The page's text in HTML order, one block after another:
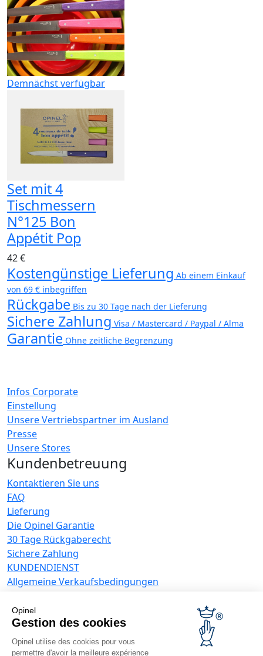
Opinel
Gestion des cookies
Opinel utilise des cookies pour vous
permettre d'avoir la meilleure expérience
Demnächst verfügbar
Set mit 4
Tischmessern
N°125 Bon
Appétit Pop
42 €
Kostengünstige Lieferung Ab einem Einkauf
von 69 € inbegriffen
Rückgabe Bis zu 30 Tage nach der Lieferung
Sichere Zahlung Visa / Mastercard / Paypal / Alma
Garantie Ohne zeitliche Begrenzung
Infos Corporate
Einstellung
Unsere Vertriebspartner im Ausland
Presse
Unsere Stores
Kundenbetreuung
Kontaktieren Sie uns
FAQ
Lieferung
Die Opinel Garantie
30 Tage Rückgaberecht
Sichere Zahlung
KUNDENDIENST
Allgemeine Verkaufsbedingungen
Angebote für Unternehmen
Werbegeschenke
Gastronome